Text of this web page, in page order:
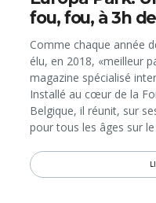
fou, fou, à 3h
Comme chaque année
élu, en 2018, «meilleur
magazine spécialisé
Installé au cœur de la
Belgique, il réunit, sur
pour tous les âges sur
bientôt un
Avant sa réouverture